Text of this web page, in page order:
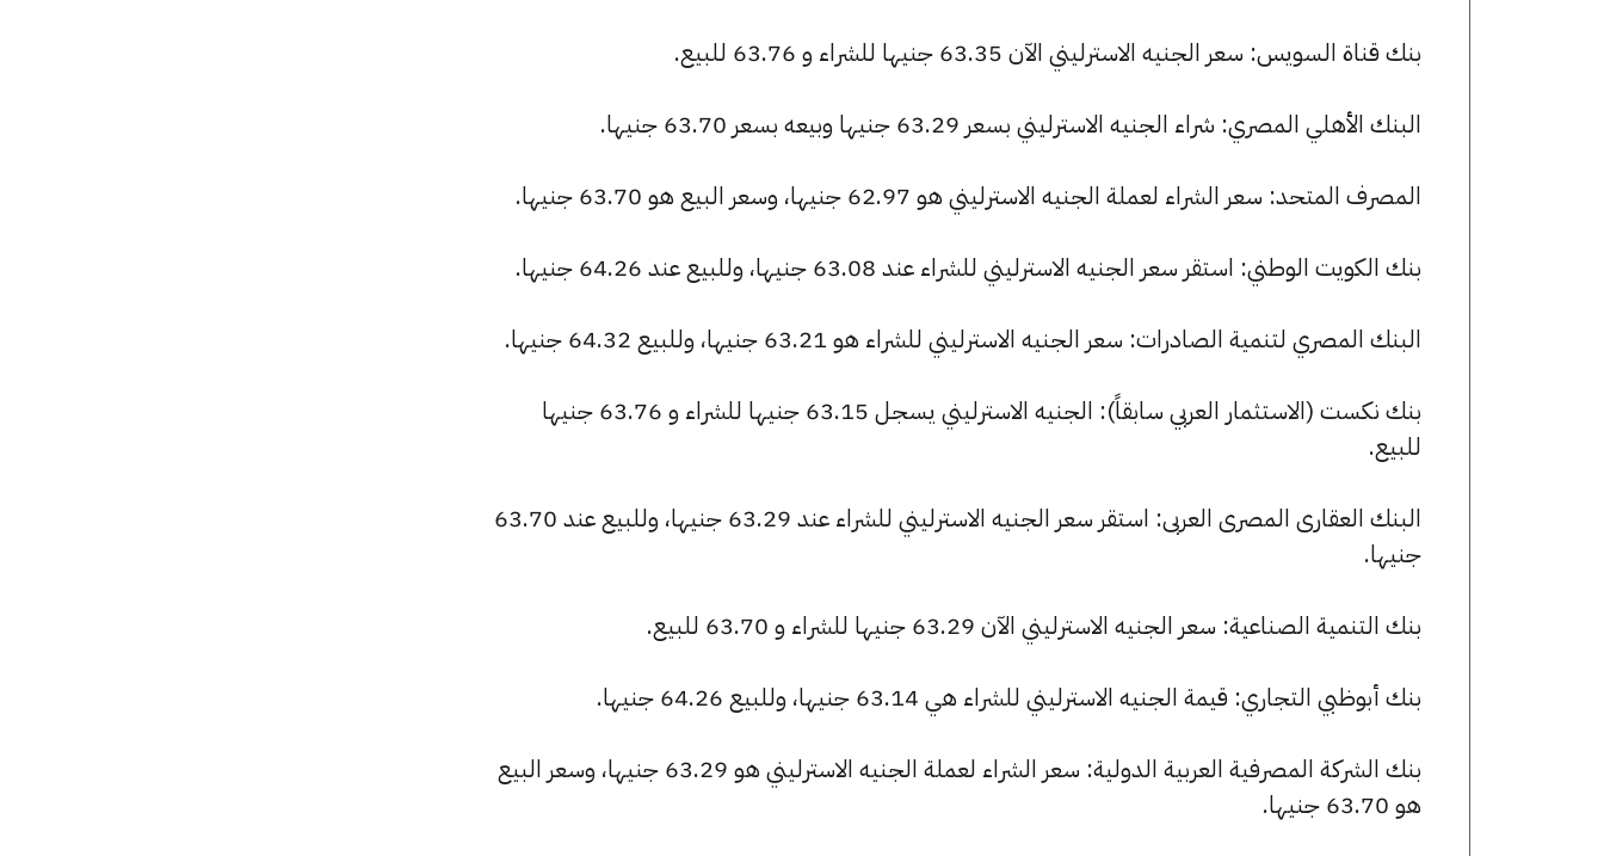
بنك قناة السويس: سعر الجنيه الاسترليني الآن 63.35 جنيها للشراء و 63.76 للبيع.
البنك الأهلي المصري: شراء الجنيه الاسترليني بسعر 63.29 جنيها وبيعه بسعر 63.70 جنيها.
المصرف المتحد: سعر الشراء لعملة الجنيه الاسترليني هو 62.97 جنيها، وسعر البيع هو 63.70 جنيها.
بنك الكويت الوطني: استقر سعر الجنيه الاسترليني للشراء عند 63.08 جنيها، وللبيع عند 64.26 جنيها.
البنك المصري لتنمية الصادرات: سعر الجنيه الاسترليني للشراء هو 63.21 جنيها، وللبيع 64.32 جنيها.
بنك نكست (الاستثمار العربي سابقاً): الجنيه الاسترليني يسجل 63.15 جنيها للشراء و 63.76 جنيها
للبيع.
البنك العقارى المصرى العربى: استقر سعر الجنيه الاسترليني للشراء عند 63.29 جنيها، وللبيع عند 63.70
جنيها.
بنك التنمية الصناعية: سعر الجنيه الاسترليني الآن 63.29 جنيها للشراء و 63.70 للبيع.
بنك أبوظبي التجاري: قيمة الجنيه الاسترليني للشراء هي 63.14 جنيها، وللبيع 64.26 جنيها.
بنك الشركة المصرفية العربية الدولية: سعر الشراء لعملة الجنيه الاسترليني هو 63.29 جنيها، وسعر البيع
هو 63.70 جنيها.